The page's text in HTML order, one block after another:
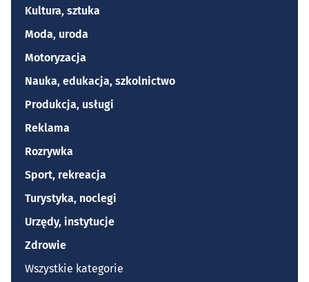
Kultura, sztuka
Moda, uroda
Motoryzacja
Nauka, edukacja, szkolnictwo
Produkcja, usługi
Reklama
Rozrywka
Sport, rekreacja
Turystyka, noclegi
Urzędy, instytucje
Zdrowie
Wszystkie kategorie